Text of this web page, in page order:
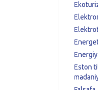
Eston